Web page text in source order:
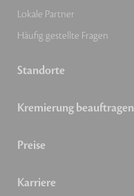
Lokale Partner
Häufig gestellte Fragen
Standorte
Kremierung beauftragen
Preise
Karriere